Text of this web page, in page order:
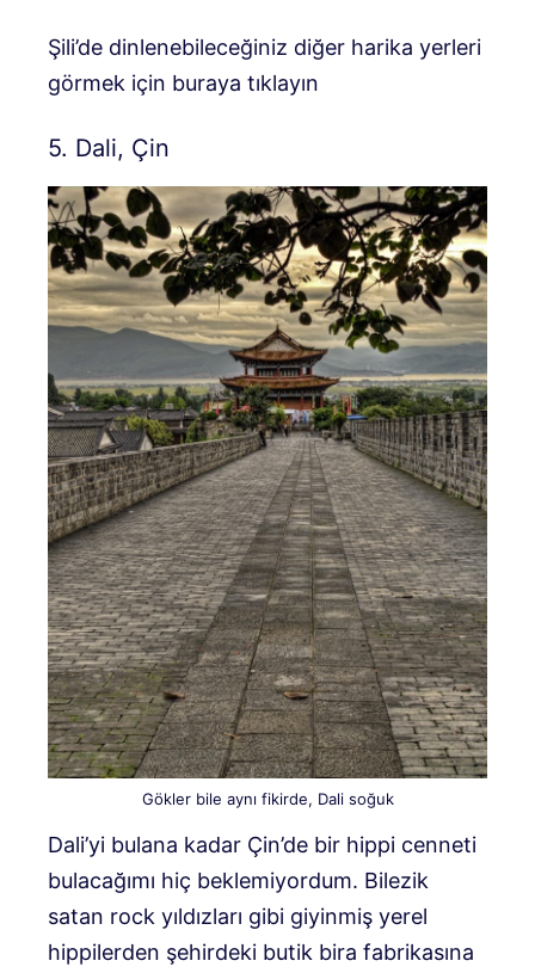
Şili’de dinlenebileceğiniz diğer harika yerleri
görmek için buraya tıklayın
5. Dali, Çin
Gökler bile aynı fikirde, Dali soğuk
Dali’yi bulana kadar Çin’de bir hippi cenneti
bulacağımı hiç beklemiyordum. Bilezik
satan rock yıldızları gibi giyinmiş yerel
hippilerden şehirdeki butik bira fabrikasına